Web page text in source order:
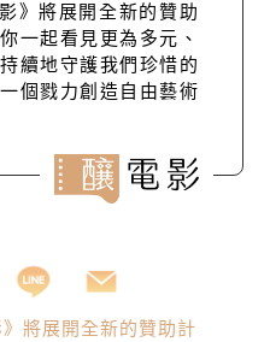
》將展開全新的贊助
一起看見更為多元、
續地守護我們珍惜的
個戮力創造自由藝術
將展開全新的贊助計